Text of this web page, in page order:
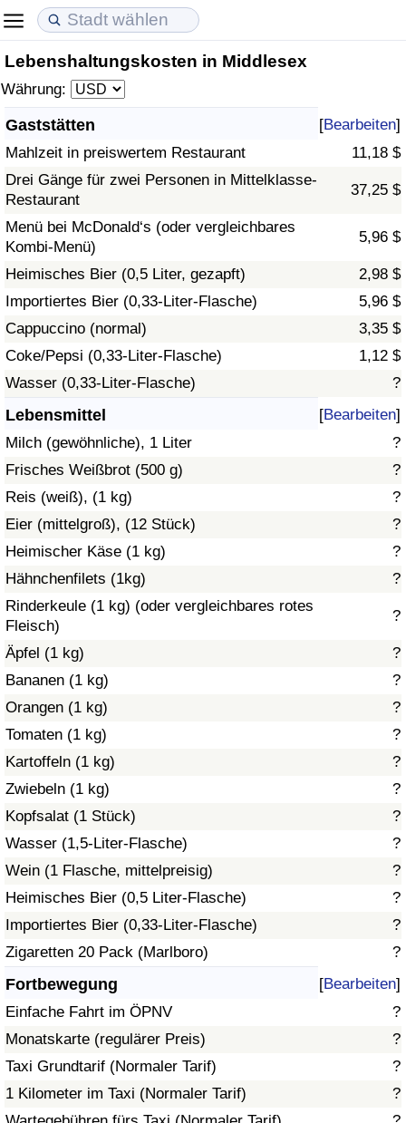
Lebenshaltungskosten in Middlesex
Währung:
Gaststätten [Bearbeiten]
Mahlzeit in preiswertem Restaurant
11,18 $
Drei Gänge für zwei Personen in Mittelklasse-
Restaurant
37,25 $
Menü bei McDonald‘s (oder vergleichbares
Kombi-Menü)
5,96 $
Heimisches Bier (0,5 Liter, gezapft)
2,98 $
Importiertes Bier (0,33-Liter-Flasche)
5,96 $
Cappuccino (normal)
3,35 $
Coke/Pepsi (0,33-Liter-Flasche)
1,12 $
Wasser (0,33-Liter-Flasche)
?
Lebensmittel [Bearbeiten]
Milch (gewöhnliche), 1 Liter
?
Frisches Weißbrot (500 g)
?
Reis (weiß), (1 kg)
?
Eier (mittelgroß), (12 Stück)
?
Heimischer Käse (1 kg)
?
Hähnchenfilets (1kg)
?
Rinderkeule (1 kg) (oder vergleichbares rotes
Fleisch)
?
Äpfel (1 kg)
?
Bananen (1 kg)
?
Orangen (1 kg)
?
Tomaten (1 kg)
?
Kartoffeln (1 kg)
?
Zwiebeln (1 kg)
?
Kopfsalat (1 Stück)
?
Wasser (1,5-Liter-Flasche)
?
Wein (1 Flasche, mittelpreisig)
?
Heimisches Bier (0,5 Liter-Flasche)
?
Importiertes Bier (0,33-Liter-Flasche)
?
Zigaretten 20 Pack (Marlboro)
?
Fortbewegung [Bearbeiten]
Einfache Fahrt im ÖPNV
?
Monatskarte (regulärer Preis)
?
Taxi Grundtarif (Normaler Tarif)
?
1 Kilometer im Taxi (Normaler Tarif)
?
Lebenshaltungskosten
Lebenshaltungskosten-Index (aktuell)
Lebenshaltungskosten-Index
Lebenshaltungskosten-Index nach Land
in Akaba
Immobilienpreise
Immobilienpreis-Index (aktuell)
Immobilienpreis-Index
Immobilienpreis-Index nach Land
Lebensqualität
Lebensqualität-Index
Lebensqualität-Index (aktuell)
Lebensqualitätsindex nach Land
Kriminalität
Kriminalitäts-Index (aktuell)
Kriminalitäts-Index
Kriminalitätsindex nach Land
Gesundheitsversorgung
Gesundheitsversorgungs-Index (aktuell)
Gesundheitsversorgungs-Index
Gesundheitsversorgungs-Index nach Land
Umweltverschmutzung
Verschmutzungsindex
Umweltverschmutzungs-Index nach Land
Verkehr
Verkehrs-Index
Verkehrs-Index (aktuell)
Verkehrs-Index nach Land